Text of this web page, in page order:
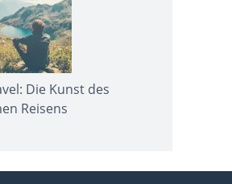
Die Kunst des
Reisens